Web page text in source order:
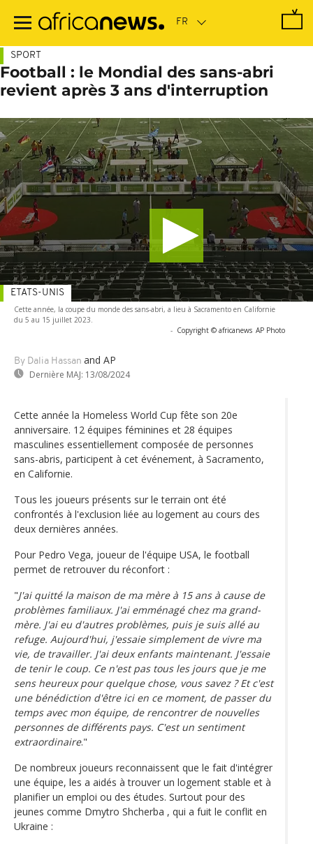
contenu
SPORT
Football : le Mondial des sans-abri
revient après 3 ans d'interruption
Cette année, la coupe du monde des sans-abri, a lieu à Sacramento en Californie
du 5 au 15 juillet 2023.
- Copyright © africanews AP Photo
By Dalia Hassan and AP
Dernière MAJ: 13/08/2024
ETATS-UNIS
Cette année la Homeless World Cup fête son 20e
anniversaire. 12 équipes féminines et 28 équipes
masculines essentiellement composée de personnes
sans-abris, participent à cet événement, à Sacramento,
en Californie.
Tous les joueurs présents sur le terrain ont été
confrontés à l'exclusion liée au logement au cours des
deux dernières années.
Pour Pedro Vega, joueur de l'équipe USA, le football
permet de retrouver du réconfort :
"J'ai quitté la maison de ma mère à 15 ans à cause de
problèmes familiaux. J'ai emménagé chez ma grand-
mère. J'ai eu d'autres problèmes, puis je suis allé au
refuge. Aujourd'hui, j'essaie simplement de vivre ma
vie, de travailler. J'ai deux enfants maintenant. J'essaie
de tenir le coup. Ce n'est pas tous les jours que je me
sens heureux pour quelque chose, vous savez ? Et c'est
une bénédiction d'être ici en ce moment, de passer du
temps avec mon équipe, de rencontrer de nouvelles
personnes de différents pays. C'est un sentiment
extraordinaire."
De nombreux joueurs reconnaissent que le fait d'intégrer
une équipe, les a aidés à trouver un logement stable et à
planifier un emploi ou des études. Surtout pour des
jeunes comme Dmytro Shcherba , qui a fuit le conflit en
Ukraine :